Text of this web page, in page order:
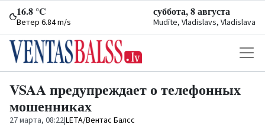
16.8 °C
Ветер 6.84 m/s
суббота, 8 августа
Mudīte, Vladislavs, Vladislava
VSAA предупреждает о телефонных
мошенниках
27 марта, 08:22|LETA/Вентас Балсс